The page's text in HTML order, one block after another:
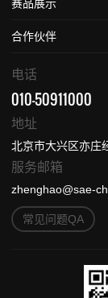
赛品展示
合作伙伴
电话
010-50911000
地址
北京市大兴区亦庄
服务邮箱
zhenghao@sae-
常见问题QA